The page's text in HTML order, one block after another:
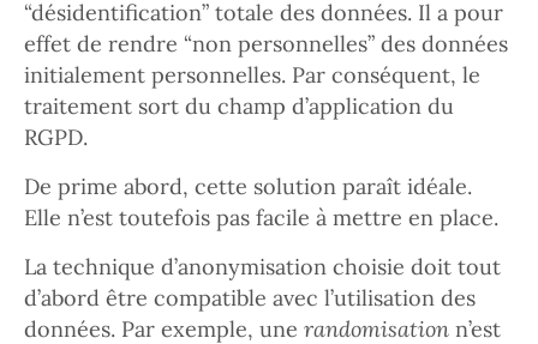
“désidentification” totale des données. Il a pour
effet de rendre “non personnelles” des données
initialement personnelles. Par conséquent, le
traitement sort du champ d’application du
RGPD.
De prime abord, cette solution paraît idéale.
Elle n’est toutefois pas facile à mettre en place.
La technique d’anonymisation choisie doit tout
d’abord être compatible avec l’utilisation des
données. Par exemple, une randomisation n’est